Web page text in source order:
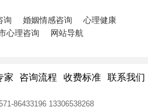
询 婚姻情感咨询
心理健康
心理咨询 网站导航
家 咨询流程 收费标准 联系我们
86433196 13306538268